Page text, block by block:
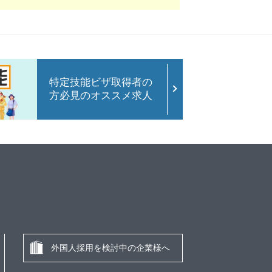
特定技能ビザ取得者の
方必見のオススメ求人
外国人採用を検討中の企業様へ